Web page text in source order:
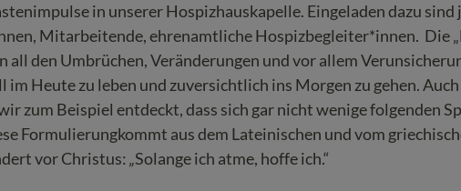
in unserer Hospizhauskapelle. Eingeladen dazu
Mitarbeitende, ehrenamtliche Hospizbegleiter*innen. Die
all den Umbrüchen, Veränderungen und vor allem
Heute zu leben und zuversichtlich ins Morgen zu gehen.
zum Beispiel entdeckt, dass sich gar nicht wenige folgenden
Formulierungkommt aus dem Lateinischen und vom
vor Christus:„Solange ich atme, hoffe ich.“